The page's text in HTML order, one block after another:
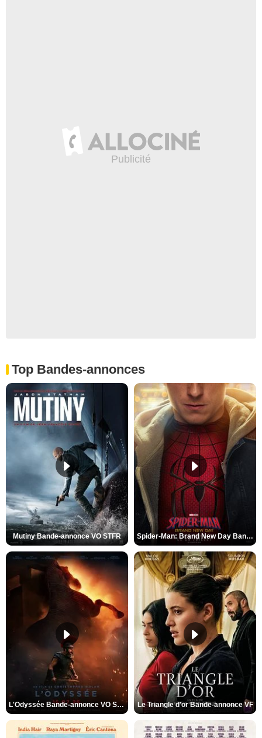
Top Bandes-annonces
Mutiny Bande-annonce VO STFR Spider-Man: Brand New Day Bande-annonce VO STFR
L'Odyssée Bande-annonce VO STFR Le Triangle d'or Bande-annonce VF